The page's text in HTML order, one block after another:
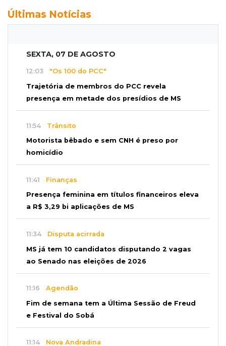
Últimas Notícias
SEXTA, 07 DE AGOSTO
12:03 "Os 100 do PCC"
Trajetória de membros do PCC revela
presença em metade dos presídios de MS
11:54 Trânsito
Motorista bêbado e sem CNH é preso por
homicídio
11:41 Finanças
Presença feminina em títulos financeiros eleva
a R$ 3,29 bi aplicações de MS
11:34 Disputa acirrada
MS já tem 10 candidatos disputando 2 vagas
ao Senado nas eleições de 2026
11:16 Agendão
Fim de semana tem a Última Sessão de Freud
e Festival do Sobá
11:14 Nova Andradina